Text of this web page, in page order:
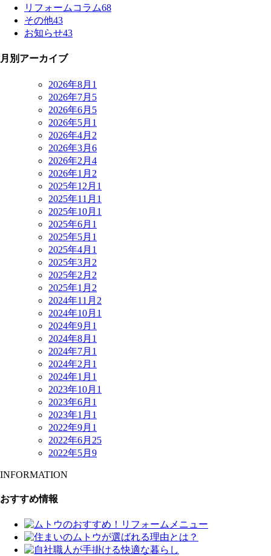
リフォームコラム68
その他43
お知らせ43
月別アーカイブ
2026年8月 1
2026年7月 5
2026年6月 5
2026年5月 1
2026年4月 2
2026年3月 6
2026年2月 4
2026年1月 2
2025年12月 1
2025年11月 1
2025年10月 1
2025年6月 1
2025年5月 1
2025年4月 1
2025年3月 2
2025年2月 2
2025年1月 2
2024年11月 2
2024年10月 1
2024年9月 1
2024年8月 1
2024年7月 1
2024年2月 1
2024年1月 1
2023年10月 1
2023年6月 1
2023年1月 1
2022年9月 1
2022年6月 25
2022年5月 9
INFORMATION
おすすめ情報